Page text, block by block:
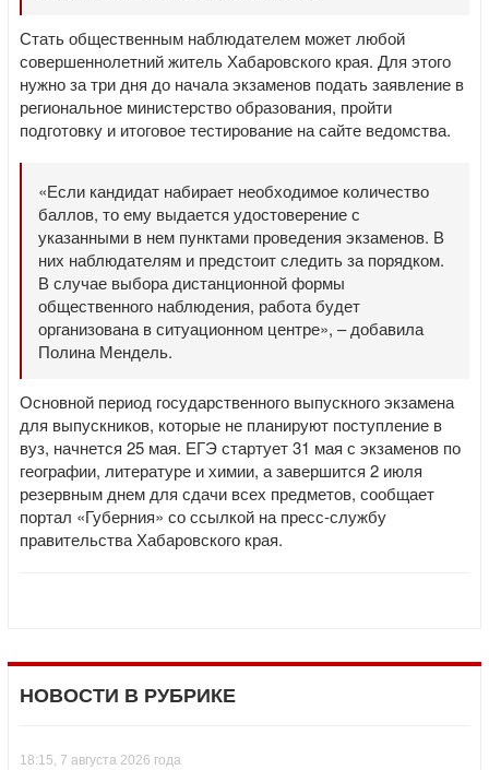
Стать общественным наблюдателем может любой
совершеннолетний житель Хабаровского края. Для этого
нужно за три дня до начала экзаменов подать заявление в
региональное министерство образования, пройти
подготовку и итоговое тестирование на сайте ведомства.
«Если кандидат набирает необходимое количество
баллов, то ему выдается удостоверение с
указанными в нем пунктами проведения экзаменов. В
них наблюдателям и предстоит следить за порядком.
В случае выбора дистанционной формы
общественного наблюдения, работа будет
организована в ситуационном центре», – добавила
Полина Мендель.
Основной период государственного выпускного экзамена
для выпускников, которые не планируют поступление в
вуз, начнется 25 мая. ЕГЭ стартует 31 мая с экзаменов по
географии, литературе и химии, а завершится 2 июля
резервным днем для сдачи всех предметов, сообщает
портал «Губерния» со ссылкой на пресс-службу
правительства Хабаровского края.
НОВОСТИ В РУБРИКЕ
18:15, 7 августа 2026 года